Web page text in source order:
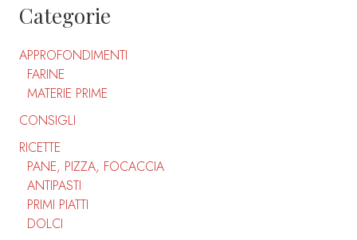
Categorie
APPROFONDIMENTI
FARINE
MATERIE PRIME
CONSIGLI
RICETTE
PANE, PIZZA, FOCACCIA
ANTIPASTI
PRIMI PIATTI
DOLCI